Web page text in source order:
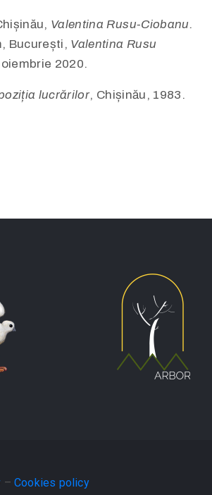
Valentina Rusu-Ciobanu.
București, Valentina Rusu
2020.
lucrărilor, Chișinău, 1983.
–Cookies policy